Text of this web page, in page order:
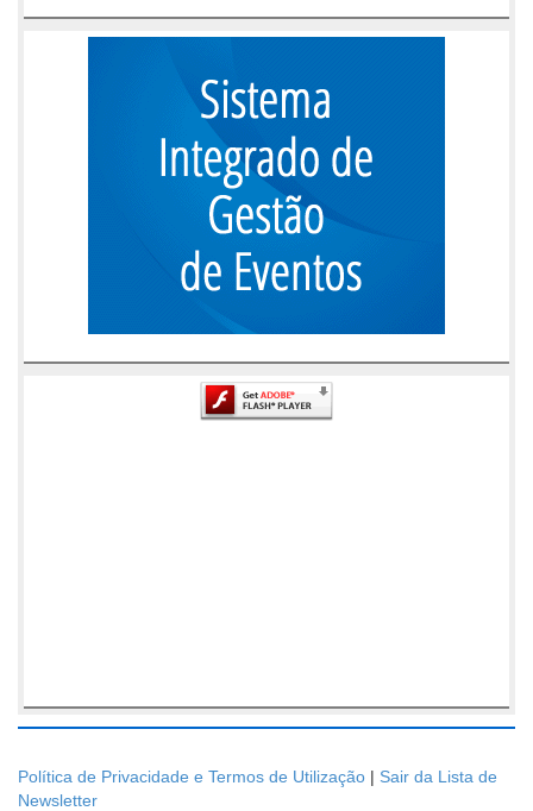
Política de Privacidade e Termos de Utilização | Sair da Lista de
Newsletter